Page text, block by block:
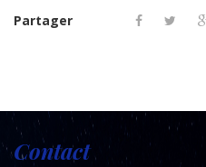
Partager
Contact